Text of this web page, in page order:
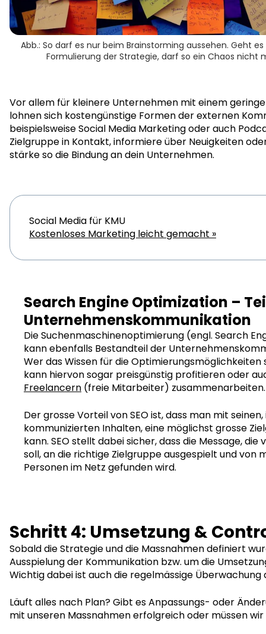
Abb.: So darf es nur beim Brainstorming aussehen. Geht
Formulierung der Strategie, darf so ein Chaos nicht
Vor allem für kleinere Unternehmen mit einem
lohnen sich kostengünstige Formen der externen
beispielsweise Social Media Marketing oder auch
Zielgruppe in Kontakt, informiere über Neuigkeiten
stärke so die Bindung an dein Unternehmen.
Social Media für KMU
Kostenloses Marketing leicht gemacht »
Search Engine Optimization –
Unternehmenskommunikation
Die Suchenmaschinenoptimierung (engl. Search
kann ebenfalls Bestandteil der
Wer das Wissen für die
kann hiervon sogar preisgünstig profitieren oder
Freelancern (freie Mitarbeiter) zusammenarbeiten.
Der grosse Vorteil von SEO ist, dass man mit
kommunizierten Inhalten, eine möglichst grosse
kann. SEO stellt dabei sicher, dass die Message,
soll, an die richtige Zielgruppe ausgespielt und von
Personen im Netz gefunden wird.
Schritt 4: Umsetzung &
Sobald die Strategie und die Massnahmen definiert
Ausspielung der Kommunikation bzw. um die
Wichtig dabei ist auch die regelmässige Überwachung
Läuft alles nach Plan? Gibt es Anpassungs- oder
mit unseren Massnahmen erfolgreich oder müssen